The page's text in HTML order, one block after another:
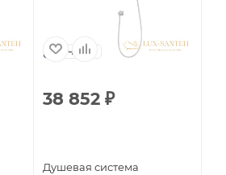
Чехия
38 852 ₽
Душевая система